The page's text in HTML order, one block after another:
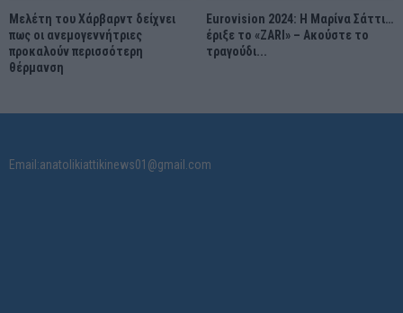
Μελέτη του Χάρβαρντ δείχνει
πως οι ανεμογεννήτριες
προκαλούν περισσότερη
θέρμανση
Eurovision 2024: Η Μαρίνα Σάττι…
έριξε το «ZARI» – Ακούστε το
τραγούδι...
Email:anatolikiattikinews01@gmail.com